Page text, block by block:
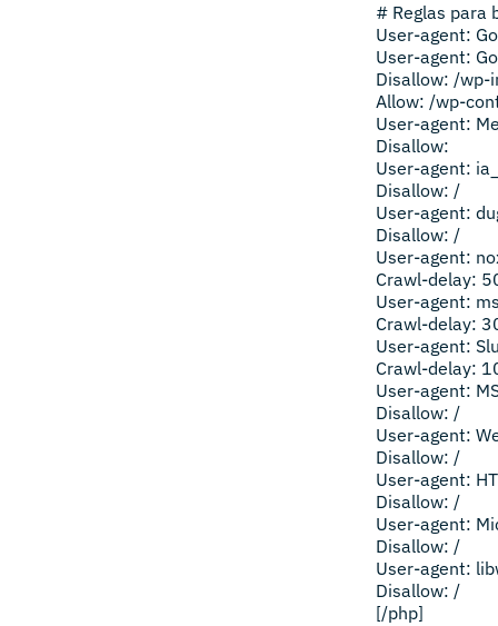
# Reglas para
User-agent:
User-agent:
Disallow: /wp-
Allow: /wp-
User-agent:
Disallow:
User-agent:
Disallow: /
User-agent:
Disallow: /
User-agent:
Crawl-delay:
User-agent:
Crawl-delay:
User-agent:
Crawl-delay:
User-agent:
Disallow: /
User-agent:
Disallow: /
User-agent:
Disallow: /
User-agent:
Disallow: /
User-agent:
Disallow: /
[/php]